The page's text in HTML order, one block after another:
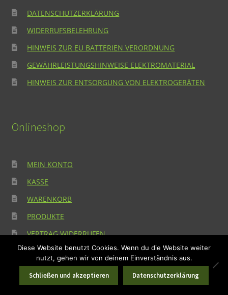
DATENSCHUTZERKLÄRUNG
WIDERRUFSBELEHRUNG
HINWEIS ZUR EU BATTERIEN VERORDNUNG
GEWÄHRLEISTUNGSHINWEISE ELEKTROMATERIAL
HINWEIS ZUR ENTSORGUNG VON ELEKTROGERÄTEN
Onlineshop
MEIN KONTO
KASSE
WARENKORB
PRODUKTE
VERTRAG WIDERRUFEN
Suchen
Suchen
0
Diese Website benutzt Cookies. Wenn du die Website weiter
nutzt, gehen wir von deinem Einverständnis aus.
Schließen und akzeptieren Datenschutzerklärung